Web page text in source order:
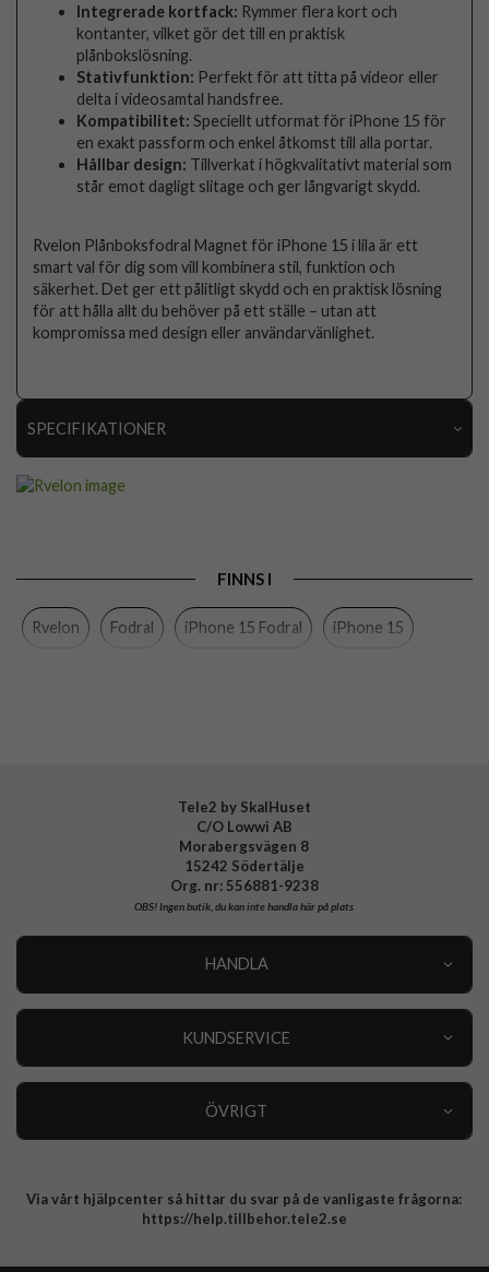
Integrerade kortfack: Rymmer flera kort och
kontanter, vilket gör det till en praktisk
plånbokslösning.
Stativfunktion: Perfekt för att titta på videor eller
delta i videosamtal handsfree.
Kompatibilitet: Speciellt utformat för iPhone 15 för
en exakt passform och enkel åtkomst till alla portar.
Hållbar design: Tillverkat i högkvalitativt material som
står emot dagligt slitage och ger långvarigt skydd.
Rvelon Plånboksfodral Magnet för iPhone 15 i lila är ett
smart val för dig som vill kombinera stil, funktion och
säkerhet. Det ger ett pålitligt skydd och en praktisk lösning
för att hålla allt du behöver på ett ställe – utan att
kompromissa med design eller användarvänlighet.
SPECIFIKATIONER
Kortfack, Löstagbart skal, Magnetstängning
Färg
FINNS I
Rvelon Fodral iPhone 15 Fodral iPhone 15
Tele2 by SkalHuset
C/O Lowwi AB
Morabergsvägen 8
15242 Södertälje
Org. nr: 556881-9238
OBS!Ingen butik, du kan inte handla här på plats
HANDLA
KUNDSERVICE
ÖVRIGT
Integritetspolicy
Via vårt hjälpcenter så hittar du svar på de vanligaste frågorna:
https://help.tillbehor.tele2.se